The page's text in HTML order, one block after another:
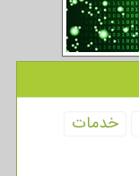
خدمات